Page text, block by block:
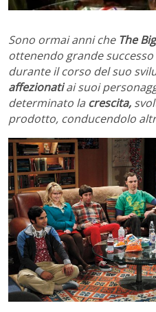
Sono ormai anni che The
ottenendo grande
durante il corso del suo
affezionatiai suoi
determinato la crescita,
prodotto, conducendolo